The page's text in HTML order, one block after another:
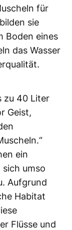
für
sie
Boden eines
das Wasser
zu 40 Liter
Geist,
ein
sich umso
Aufgrund
Habitat
Flüsse und